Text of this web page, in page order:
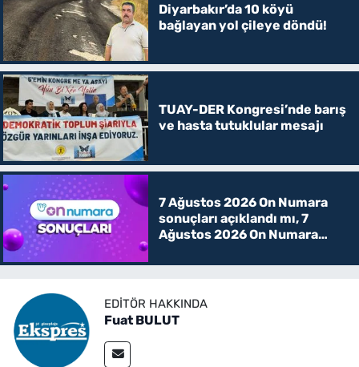
Diyarbakır’da 10 köyü
bağlayan yol çileye döndü!
TUAY-DER Kongresi’nde barış
ve hasta tutuklular mesajı
7 Ağustos 2026 On Numara
sonuçları açıklandı mı, 7
Ağustos 2026 On Numara
EDITÖR HAKKINDA
Fuat BULUT